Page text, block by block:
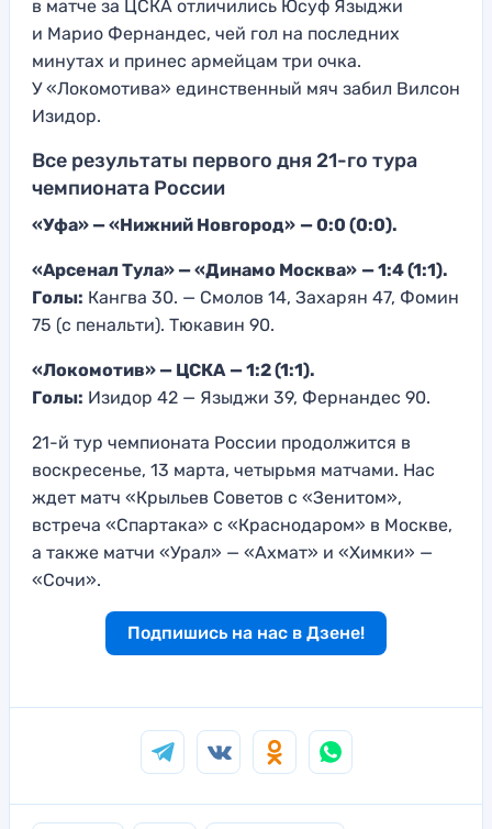
в матче за ЦСКА отличились Юсуф Языджи
и Марио Фернандес, чей гол на последних
минутах и принес армейцам три очка.
У «Локомотива» единственный мяч забил Вилсон
Изидор.
Все результаты первого дня 21-го тура
чемпионата России
«Уфа» — «Нижний Новгород» — 0:0 (0:0).
«Арсенал Тула» — «Динамо Москва» — 1:4 (1:1).
Голы: Кангва 30. — Смолов 14, Захарян 47, Фомин
75 (с пенальти). Тюкавин 90.
«Локомотив» — ЦСКА — 1:2 (1:1).
Голы: Изидор 42 — Языджи 39, Фернандес 90.
21-й тур чемпионата России продолжится в
воскресенье, 13 марта, четырьмя матчами. Нас
ждет матч «Крыльев Советов с «Зенитом»,
встреча «Спартака» с «Краснодаром» в Москве,
а также матчи «Урал» — «Ахмат» и «Химки» —
«Сочи».
Подпишись на нас в Дзене!